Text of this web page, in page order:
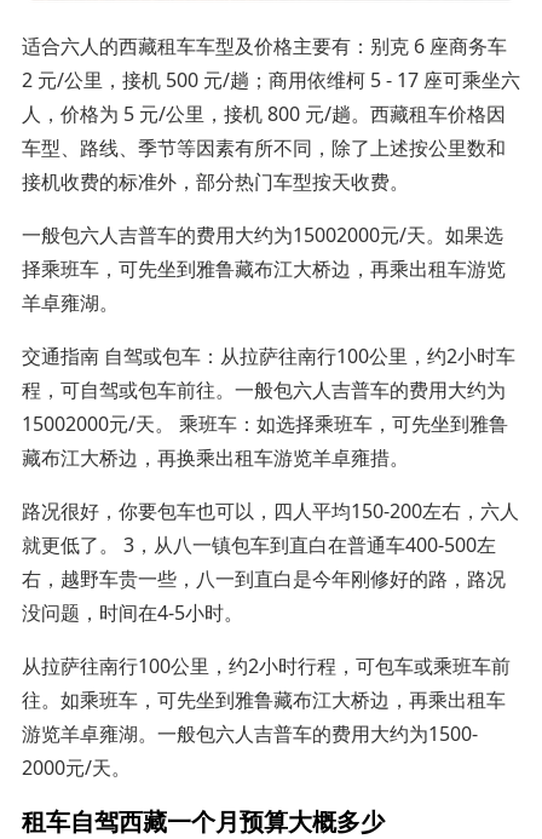
适合六人的西藏租车车型及价格主要有：别克 6 座商务车
2 元/公里，接机 500 元/趟；商用依维柯 5 - 17 座可乘坐六
人，价格为 5 元/公里，接机 800 元/趟。西藏租车价格因
车型、路线、季节等因素有所不同，除了上述按公里数和
接机收费的标准外，部分热门车型按天收费。
一般包六人吉普车的费用大约为15002000元/天。如果选
择乘班车，可先坐到雅鲁藏布江大桥边，再乘出租车游览
羊卓雍湖。
交通指南 自驾或包车：从拉萨往南行100公里，约2小时车
程，可自驾或包车前往。一般包六人吉普车的费用大约为
15002000元/天。 乘班车：如选择乘班车，可先坐到雅鲁
藏布江大桥边，再换乘出租车游览羊卓雍措。
路况很好，你要包车也可以，四人平均150-200左右，六人
就更低了。 3，从八一镇包车到直白在普通车400-500左
右，越野车贵一些，八一到直白是今年刚修好的路，路况
没问题，时间在4-5小时。
从拉萨往南行100公里，约2小时行程，可包车或乘班车前
往。如乘班车，可先坐到雅鲁藏布江大桥边，再乘出租车
游览羊卓雍湖。一般包六人吉普车的费用大约为1500-
2000元/天。
租车自驾西藏一个月预算大概多少